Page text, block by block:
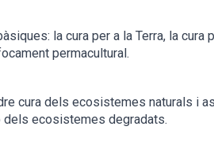
la cura per a la Terra, la
permacultural.
cura dels ecosistemes naturals i
ecosistemes degradats.